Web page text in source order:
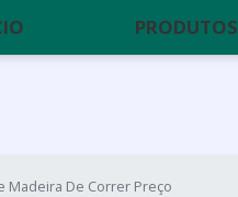
PRODUTOS
Madeira De Correr Preço